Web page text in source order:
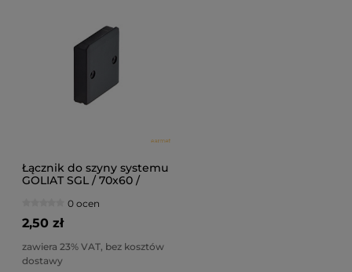
Łącznik do szyny systemu
GOLIAT SGL / 70x60 /
0 ocen
2,50 zł
zawiera 23% VAT, bez kosztów
dostawy